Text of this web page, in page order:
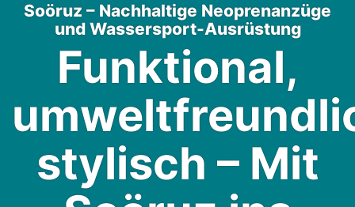
Soöruz – Nachhaltige Neoprenanzüge
und Wassersport-Ausrüstung
Funktional,
stylisch – Mit